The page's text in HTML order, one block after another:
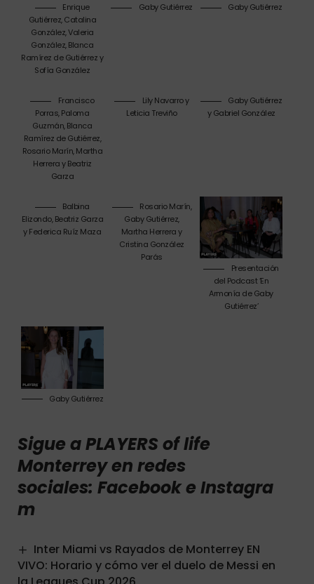
Enrique
Gutiérrez, Catalina
González, Valeria
González, Blanca
Ramírez de Gutiérrez y
Sofía González
Gaby Gutiérrez Gaby Gutiérrez
Francisco
Porras, Paloma
Guzmán, Blanca
Ramírez de Gutiérrez,
Rosario Marín, Martha
Herrera y Beatriz
Garza
Lily Navarro y
Leticia Treviño
Gaby Gutiérrez
y Gabriel González
Balbina
Elizondo, Beatriz Garza
y Federica Ruíz Maza
Rosario Marín,
Gaby Gutiérrez,
Martha Herrera y
Cristina González
Parás
Presentación
del Podcast ‘En
Armonía de Gaby
Gutiérrez’
Gaby Gutiérrez
Sigue a PLAYERS of life
Monterrey en redes
sociales: Facebooke Instagra
m
Inter Miami vs Rayados de Monterrey EN
VIVO: Horario y cómo ver el duelo de Messi en